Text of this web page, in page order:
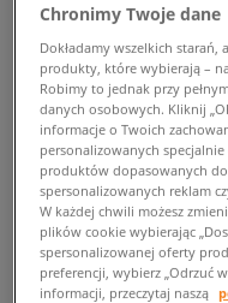
dziecięce, sneakersy
249,99 zł z VAT
✛ 250 PKT. W
PRODUKT NIEDOSTĘPNY
Wyślemy Ci e-mail, gdy
dostępny.
Chronimy Twoje dane
Dokładamy wszelkich starań,
produkty, które wybierają –
Robimy to jednak przy
danych osobowych. Kliknij
informacje o Twoich
personalizowanych
produktów dopasowanych
spersonalizowanych reklam
W każdej chwili możesz
plików cookie wybierając
spersonalizowanej oferty
preferencji, wybierz „Odrzuć
informacji, przeczytaj naszą